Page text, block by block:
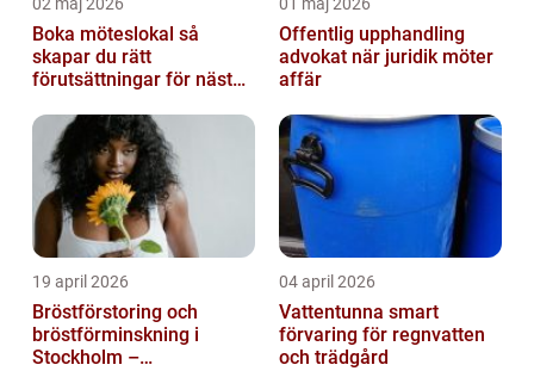
Boka möteslokal så
skapar du rätt
förutsättningar för nästa
Offentlig upphandling
advokat när juridik möter
affär
19 april 2026
Bröstförstoring och
bröstförminskning i
Stockholm –
04 april 2026
Vattentunna smart
förvaring för regnvatten
och trädgård